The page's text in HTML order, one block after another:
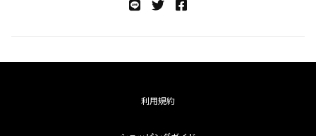
利用規約